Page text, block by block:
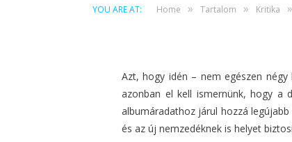
YOU ARE AT: Home » Tartalom » Kritika »
by IPCMAFIA on 2014. ÁPRILIS 24. 0
Azt, hogy idén – nem egészen
azonban el kell ismernünk, hogy a
albumáradathoz járul hozzá
és az új nemzedéknek is helyet